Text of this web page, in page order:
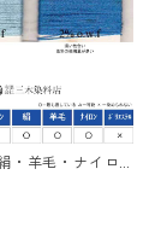
・羊毛・ナイロ
20g｜カヤノー
ブルーBW（青